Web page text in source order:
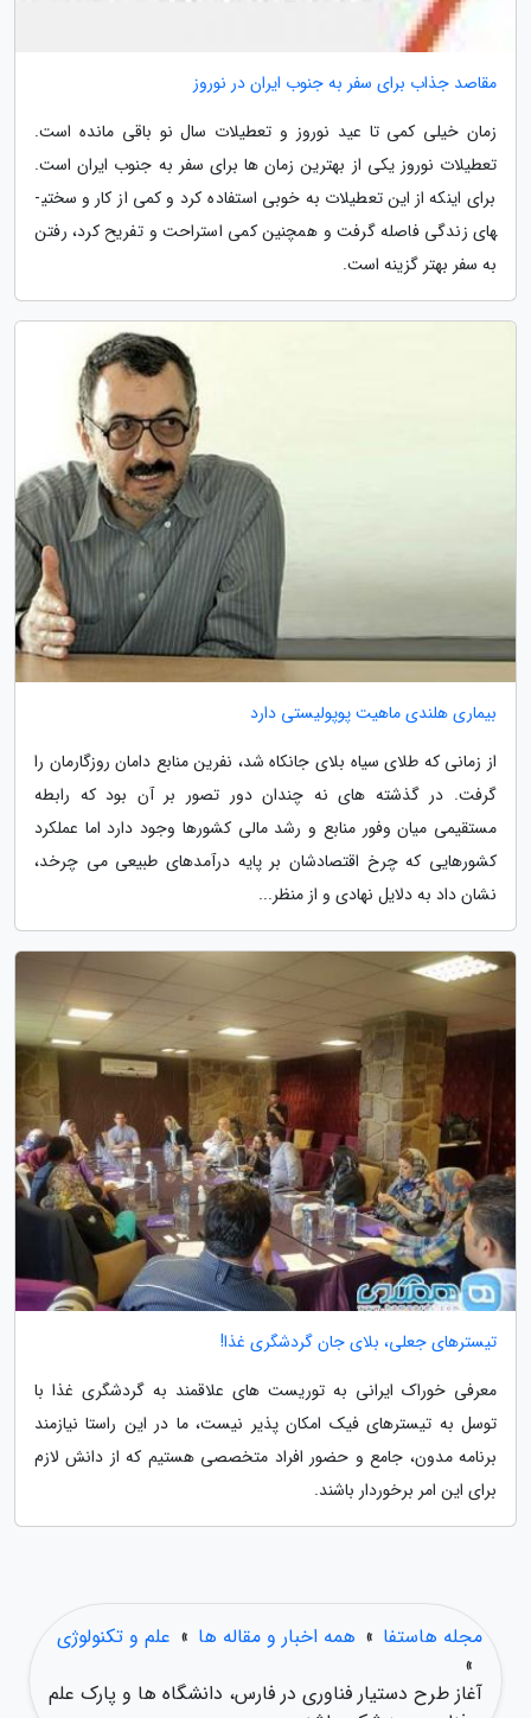
مقاصد جذاب برای سفر به جنوب ایران در نوروز
زمان خیلی کمی تا عید نوروز و تعطیلات سال نو باقی مانده است.
تعطیلات نوروز یکی از بهترین زمان ها برای سفر به جنوب ایران است.
برای اینکه از این تعطیلات به خوبی استفاده کرد و کمی از کار و سختی­
های زندگی فاصله گرفت و همچنین کمی استراحت و تفریح کرد، رفتن
به سفر بهتر گزینه است.
بیماری هلندی ماهیت پوپولیستی دارد
از زمانی که طلای سیاه بلای جانکاه شد، نفرین منابع دامان روزگارمان را
گرفت. در گذشته های نه چندان دور تصور بر آن بود که رابطه
مستقیمی میان وفور منابع و رشد مالی کشورها وجود دارد اما عملکرد
کشورهایی که چرخ اقتصادشان بر پایه درآمدهای طبیعی می چرخد،
نشان داد به دلایل نهادی و از منظر...
تیسترهای جعلی، بلای جان گردشگری غذا!
معرفی خوراک ایرانی به توریست های علاقمند به گردشگری غذا با
توسل به تیسترهای فیک امکان پذیر نیست، ما در این راستا نیازمند
برنامه مدون، جامع و حضور افراد متخصصی هستیم که از دانش لازم
برای این امر برخوردار باشند.
مجله هاستفا » همه اخبار و مقاله ها » علم و تکنولوژی
»
آغاز طرح دستیار فناوری در فارس، دانشگاه ها و پارک علم